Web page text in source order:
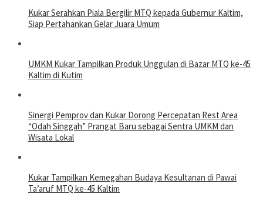
Kukar Serahkan Piala Bergilir MTQ kepada Gubernur Kaltim,
Siap Pertahankan Gelar Juara Umum
UMKM Kukar Tampilkan Produk Unggulan di Bazar MTQ ke-45
Kaltim di Kutim
Sinergi Pemprov dan Kukar Dorong Percepatan Rest Area
“Odah Singgah” Prangat Baru sebagai Sentra UMKM dan
Wisata Lokal
Kukar Tampilkan Kemegahan Budaya Kesultanan di Pawai
Ta’aruf MTQ ke-45 Kaltim